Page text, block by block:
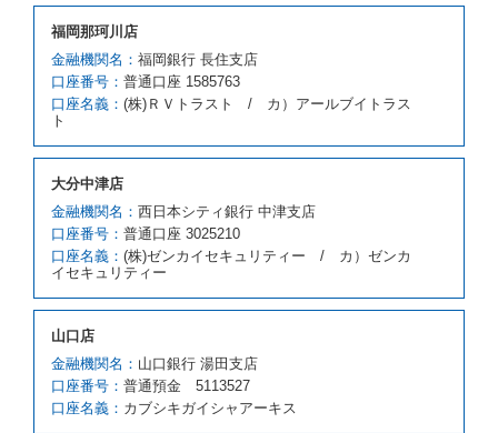
クラスを除き予約時と同一の借受条件でレンタカー提
携先の代替レンタカーを貸し渡すものとします。な
お、代替レンタカーの貸渡料金が予約された車種クラ
スの貸渡料金より高くなるときは、予約した車種クラ
スの貸渡料金によるものとし、予約された車種クラス
借受人は、第１項の代替レンタカーの貸渡しの申入れ
を拒絶し、予約を取り消すことができるものとしま
す。
前項の場合、第１項の貸渡しをすることができない原
因が、当社の責に帰する事由によるときには第４条第
４項の予約の取消しとして取り扱い、当社は受領済の
予約申込金を返還するものとします。
原因が、当社の責に帰さない事由による時には第４条
第５項の予約の取消しとして取り扱い、当社は受領済
の予約申込金を返還するものとします。
第６条（免責）
福岡那珂川店
金融機関名： 福岡銀行 長住支店
口座番号： 普通口座 1585763
口座名義： (株)ＲＶトラスト / カ）アールブイトラス
ト
大分中津店
金融機関名： 西日本シティ銀行 中津支店
口座番号： 普通口座 3025210
口座名義： (株)ゼンカイセキュリティー / カ）ゼンカ
イセキュリティー
山口店
金融機関名： 山口銀行 湯田支店
口座番号： 普通預金 5113527
口座名義： カブシキガイシャアーキス